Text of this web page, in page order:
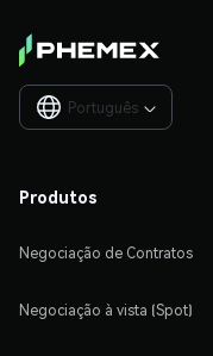
Português 
Produtos
Negociação de Contratos
Negociação à vista (Spot)